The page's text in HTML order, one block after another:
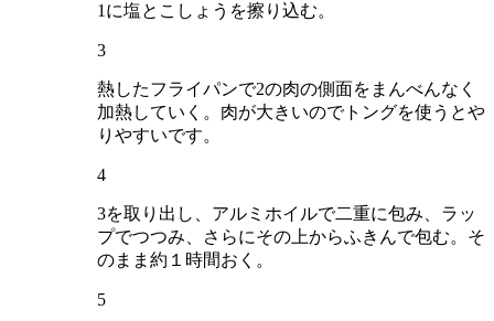
1に塩とこしょうを擦り込む。
3
熱したフライパンで2の肉の側面をまんべんなく
加熱していく。肉が大きいのでトングを使うとや
りやすいです。
4
3を取り出し、アルミホイルで二重に包み、ラッ
プでつつみ、さらにその上からふきんで包む。そ
のまま約１時間おく。
5